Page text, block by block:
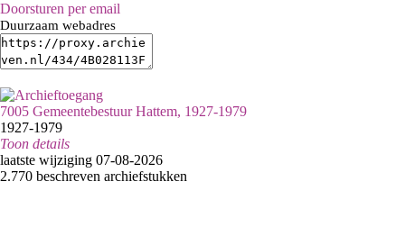
Doorsturen per email
Duurzaam webadres
7005 Gemeentebestuur Hattem, 1927-1979
1927-1979
Toon details
Datering:
1927-1979
laatste wijziging 07-08-2026
2.770 beschreven archiefstukken